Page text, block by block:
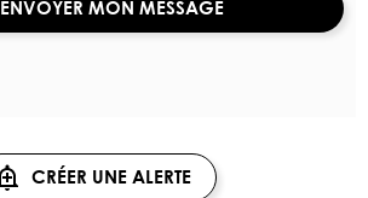
ENVOYER MON MESSAGE
CRÉER UNE ALERTE